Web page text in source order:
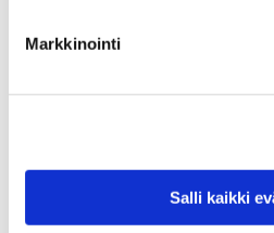
Markkinointi
Salli kaikki